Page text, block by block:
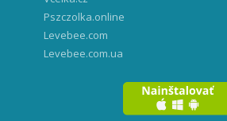
Pszczolka.online
Levebee.com
Levebee.com.ua